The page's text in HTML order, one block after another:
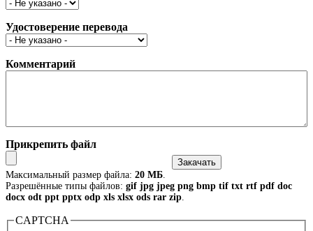
Удостоверение перевода
Комментарий
Прикрепить файл
Максимальный размер файла: 20 МБ
Разрешённые типы файлов: gif jpg jpeg png bmp tif txt rtf pdf doc
docx odt ppt pptx odp xls xlsx ods rar zip
CAPTCHA